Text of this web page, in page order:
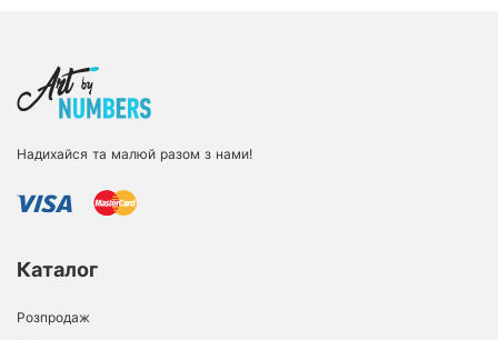
Надихайся та малюй разом з нами!
Каталог
Розпродаж